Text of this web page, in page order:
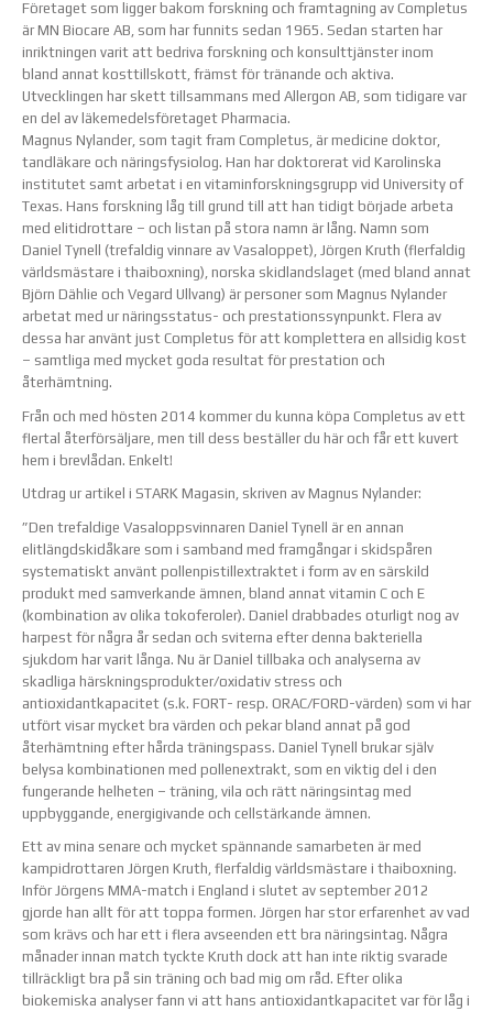
Företaget som ligger bakom forskning och framtagning av Completus
är MN Biocare AB, som har funnits sedan 1965. Sedan starten har
inriktningen varit att bedriva forskning och konsulttjänster inom
bland annat kosttillskott, främst för tränande och aktiva.
Utvecklingen har skett tillsammans med Allergon AB, som tidigare var
en del av läkemedelsföretaget Pharmacia.
Magnus Nylander, som tagit fram Completus, är medicine doktor,
tandläkare och näringsfysiolog. Han har doktorerat vid Karolinska
institutet samt arbetat i en vitaminforskningsgrupp vid University of
Texas. Hans forskning låg till grund till att han tidigt började arbeta
med elitidrottare – och listan på stora namn är lång. Namn som
Daniel Tynell (trefaldig vinnare av Vasaloppet), Jörgen Kruth (flerfaldig
världsmästare i thaiboxning), norska skidlandslaget (med bland annat
Björn Dählie och Vegard Ullvang) är personer som Magnus Nylander
arbetat med ur näringsstatus- och prestationssynpunkt. Flera av
dessa har använt just Completus för att komplettera en allsidig kost
– samtliga med mycket goda resultat för prestation och
återhämtning.
Från och med hösten 2014 kommer du kunna köpa Completus av ett
flertal återförsäljare, men till dess beställer du här och får ett kuvert
hem i brevlådan. Enkelt!
Utdrag ur artikel i STARK Magasin, skriven av Magnus Nylander:
”Den trefaldige Vasaloppsvinnaren Daniel Tynell är en annan
elitlängdskidåkare som i samband med framgångar i skidspåren
systematiskt använt pollenpistillextraktet i form av en särskild
produkt med samverkande ämnen, bland annat vitamin C och E
(kombination av olika tokoferoler). Daniel drabbades oturligt nog av
harpest för några år sedan och sviterna efter denna bakteriella
sjukdom har varit långa. Nu är Daniel tillbaka och analyserna av
skadliga härskningsprodukter/oxidativ stress och
antioxidantkapacitet (s.k. FORT- resp. ORAC/FORD-värden) som vi har
utfört visar mycket bra värden och pekar bland annat på god
återhämtning efter hårda träningspass. Daniel Tynell brukar själv
belysa kombinationen med pollenextrakt, som en viktig del i den
fungerande helheten – träning, vila och rätt näringsintag med
uppbyggande, energigivande och cellstärkande ämnen.
Ett av mina senare och mycket spännande samarbeten är med
kampidrottaren Jörgen Kruth, flerfaldig världsmästare i thaiboxning.
Inför Jörgens MMA-match i England i slutet av september 2012
gjorde han allt för att toppa formen. Jörgen har stor erfarenhet av vad
som krävs och har ett i flera avseenden ett bra näringsintag. Några
månader innan match tyckte Kruth dock att han inte riktig svarade
tillräckligt bra på sin träning och bad mig om råd. Efter olika
biokemiska analyser fann vi att hans antioxidantkapacitet var för låg i